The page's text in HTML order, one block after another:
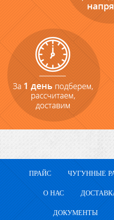
ПРАЙС ЧУГУННЫЕ
О НАС
ДОКУМЕНТЫ